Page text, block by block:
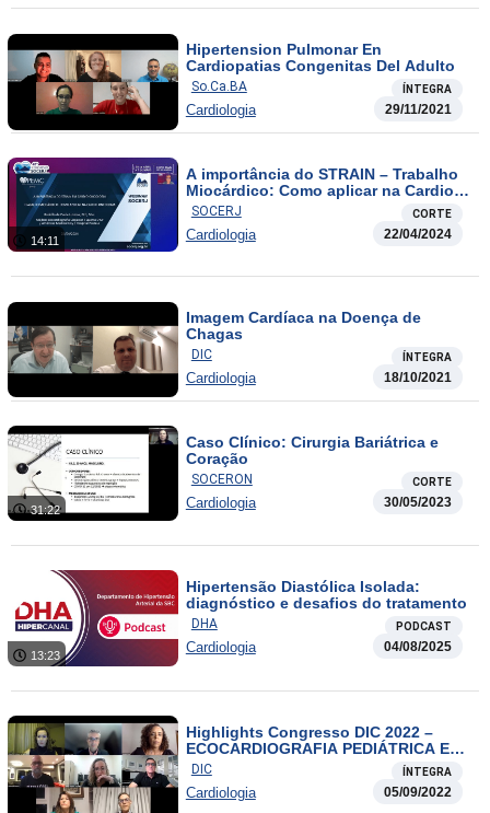
Hipertension Pulmonar En
Cardiopatias Congenitas Del Adulto
So.Ca.BA ÍNTEGRA
Cardiologia 29/11/2021
14:11
A importância do STRAIN – Trabalho
Miocárdico: Como aplicar na Cardio-
Oncologia
SOCERJ CORTE
Cardiologia 22/04/2024
Imagem Cardíaca na Doença de
Chagas
DIC ÍNTEGRA
Cardiologia 18/10/2021
31:22
Caso Clínico: Cirurgia Bariátrica e
Coração
SOCERON CORTE
Cardiologia 30/05/2023
13:23
Hipertensão Diastólica Isolada:
diagnóstico e desafios do tratamento
DHA PODCAST
Cardiologia 04/08/2025
Highlights Congresso DIC 2022 –
ECOCARDIOGRAFIA PEDIÁTRICA E
FETAL
DIC ÍNTEGRA
Cardiologia 05/09/2022